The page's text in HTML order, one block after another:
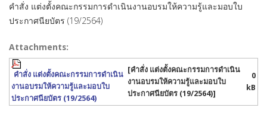
คำสั่ง แต่งตั้งคณะกรรมการดำเนินงานอบรมให้ความรู้และมอบใบ
ประกาศนียบัตร (19/2564)
Attachments:
คำสั่ง แต่งตั้งคณะกรรมการดำเนิน
งานอบรมให้ความรู้และมอบใบ
ประกาศนียบัตร (19/2564)
[คำสั่ง แต่งตั้งคณะกรรมการดำเนิน
งานอบรมให้ความรู้และมอบใบ
ประกาศนียบัตร (19/2564)]
0
kB